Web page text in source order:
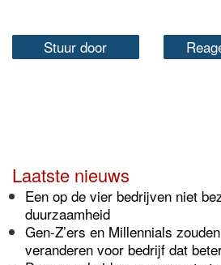
Stuur door
Laatste nieuws
Een op de vier bedrijven niet
duurzaamheid
Gen-Z’ers en Millennials
veranderen voor bedrijf dat